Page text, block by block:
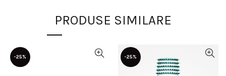
PRODUSE SIMILARE
-25% -25%